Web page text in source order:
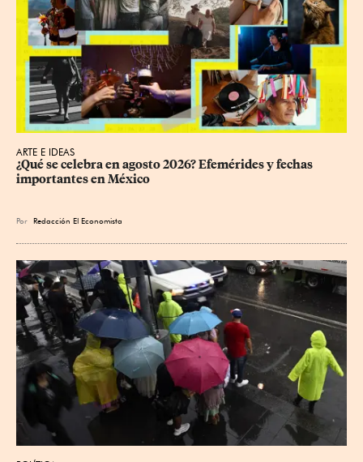
ARTE E IDEAS
¿Qué se celebra en agosto 2026? Efemérides y fechas
importantes en México
Por Redacción El Economista